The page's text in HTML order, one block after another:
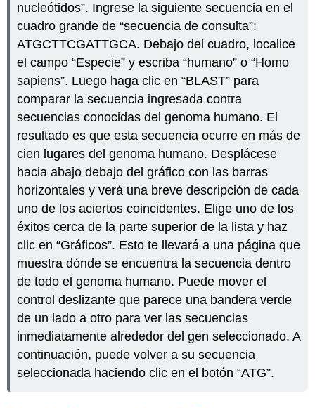
nucleótidos”. Ingrese la siguiente secuencia en el
cuadro grande de “secuencia de consulta”:
ATGCTTCGATTGCA. Debajo del cuadro, localice
el campo “Especie” y escriba “humano” o “Homo
sapiens”. Luego haga clic en “BLAST” para
comparar la secuencia ingresada contra
secuencias conocidas del genoma humano. El
resultado es que esta secuencia ocurre en más de
cien lugares del genoma humano. Desplácese
hacia abajo debajo del gráfico con las barras
horizontales y verá una breve descripción de cada
uno de los aciertos coincidentes. Elige uno de los
éxitos cerca de la parte superior de la lista y haz
clic en “Gráficos”. Esto te llevará a una página que
muestra dónde se encuentra la secuencia dentro
de todo el genoma humano. Puede mover el
control deslizante que parece una bandera verde
de un lado a otro para ver las secuencias
inmediatamente alrededor del gen seleccionado. A
continuación, puede volver a su secuencia
seleccionada haciendo clic en el botón “ATG”.